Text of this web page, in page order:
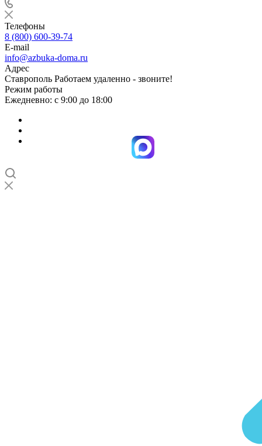
Телефоны
8 (800) 600-39-74
E-mail
info@azbuka-doma.ru
Адрес
Ставрополь Работаем удаленно - звоните!
Режим работы
Ежедневно: с 9:00 до 18:00